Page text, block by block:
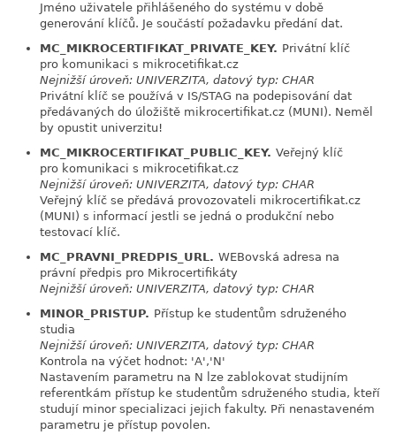
Jméno uživatele přihlášeného do systému v době
generování klíčů. Je součástí požadavku předání dat.
MC_MIKROCERTIFIKAT_PRIVATE_KEY. Privátní klíč
pro komunikaci s mikrocetifikat.cz
Nejnižší úroveň: UNIVERZITA, datový typ: CHAR
Privátní klíč se používá v IS/STAG na podepisování dat
předávaných do úložiště mikrocertifikat.cz (MUNI). Neměl
by opustit univerzitu!
MC_MIKROCERTIFIKAT_PUBLIC_KEY. Veřejný klíč
pro komunikaci s mikrocetifikat.cz
Nejnižší úroveň: UNIVERZITA, datový typ: CHAR
Veřejný klíč se předává provozovateli mikrocertifikat.cz
(MUNI) s informací jestli se jedná o produkční nebo
testovací klíč.
MC_PRAVNI_PREDPIS_URL. WEBovská adresa na
právní předpis pro Mikrocertifikáty
Nejnižší úroveň: UNIVERZITA, datový typ: CHAR
MINOR_PRISTUP. Přístup ke studentům sdruženého
studia
Nejnižší úroveň: UNIVERZITA, datový typ: CHAR
Kontrola na výčet hodnot: 'A','N'
Nastavením parametru na N lze zablokovat studijním
referentkám přístup ke studentům sdruženého studia, kteří
studují minor specializaci jejich fakulty. Při nenastaveném
parametru je přístup povolen.